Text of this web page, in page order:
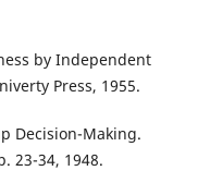
by Independent
Press, 1955.
Decision-Making.
23-34, 1948.